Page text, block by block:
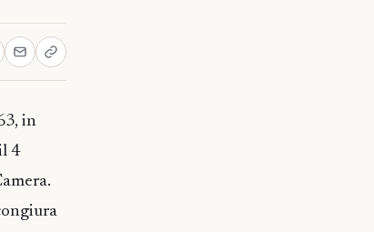
in
4